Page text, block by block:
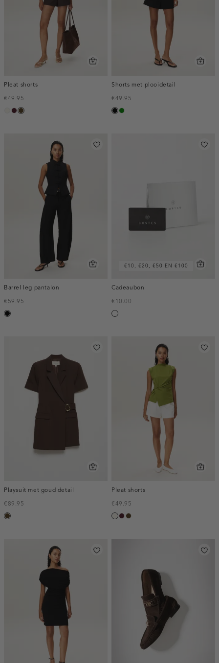
Pleat shorts
€49.95
creme,
pruim,
toffee
Shorts met plooidetail
€49.95
zwartgroen
Barrel leg pantalon
€59.95
zwart
€10, €20, €50 EN €100
Cadeaubon
€10.00
Silver
Playsuit met goud detail
€89.95
toffee
Pleat shorts
€49.95
creme,
pruim,
toffee